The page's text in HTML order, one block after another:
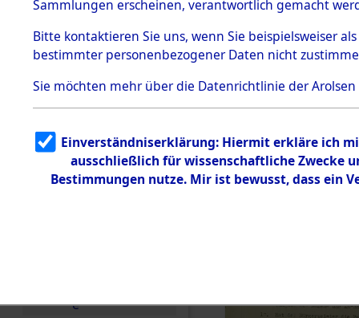
Todesmärsche
5.3.1 Alliierte
Erhebungen
zu
Todesmärsch
en
5.3.2
g
5.3.3
Todesmärsch
e
Ort ihrer
0001
Sammlungen erscheinen, verantwortlich gemacht
Bitte kontaktieren Sie uns, wenn Sie beispielsweiser
bestimmter personenbezogener Daten nicht
Sie möchten mehr über die Datenrichtlinie der Arolsen
Einverständniserklärung: Hiermit erkläre ich
ausschließlich für wissenschaftliche Zwecke
Bestimmungen nutze. Mir ist bewusst, dass ein